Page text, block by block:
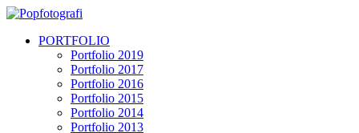
PORTFOLIO
Portfolio 2019
Portfolio 2017
Portfolio 2016
Portfolio 2015
Portfolio 2014
Portfolio 2013